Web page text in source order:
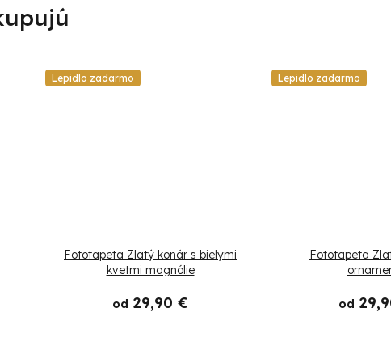
Lepidlo zadarmo
Fototapeta Zlatý konár s bielymi
kvetmi magnólie
od 29,90 €
Lepidlo zadarmo
Fototapeta
od